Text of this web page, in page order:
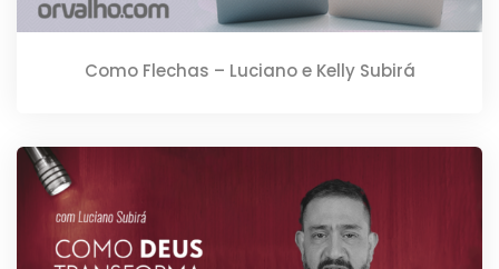
Como Flechas – Luciano e Kelly Subirá